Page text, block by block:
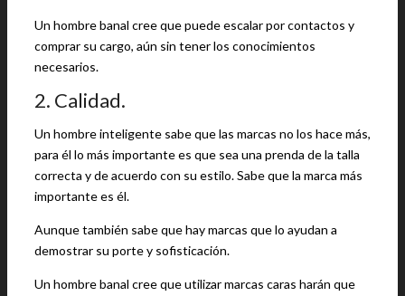
Un hombre banal cree que puede escalar por contactos y
comprar su cargo, aún sin tener los conocimientos
necesarios.
2. Calidad.
Un hombre inteligente sabe que las marcas no los hace más,
para él lo más importante es que sea una prenda de la talla
correcta y de acuerdo con su estilo. Sabe que la marca más
importante es él.
Aunque también sabe que hay marcas que lo ayudan a
demostrar su porte y sofisticación.
Un hombre banal cree que utilizar marcas caras harán que